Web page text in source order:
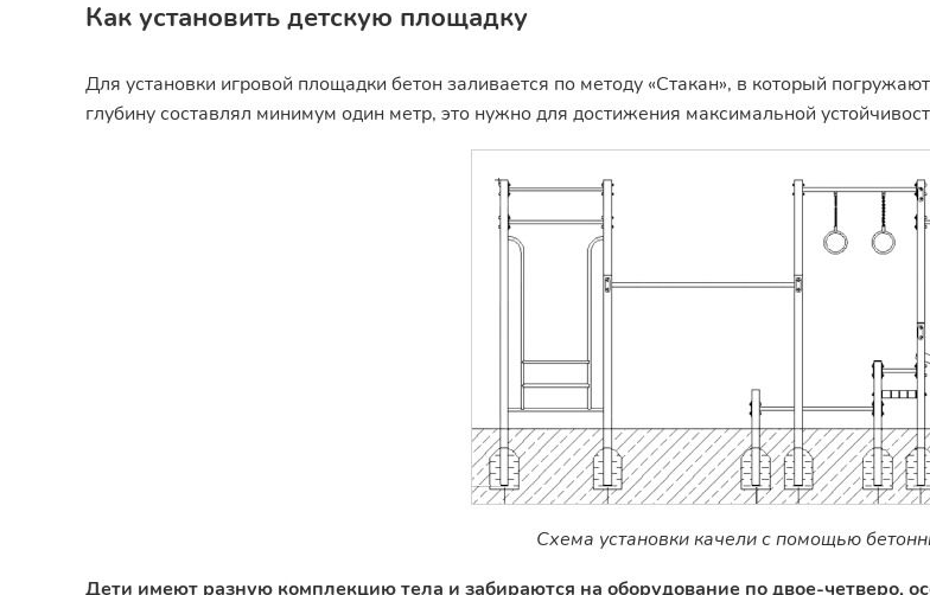
Как установить детскую площадку
Для установки игровой площадки бетон заливается по методу «Стакан», в который
глубину составлял минимум один метр, это нужно для достижения максимальной
Схема установки качели с помощью
Дети имеют разную комплекцию тела и забираются на оборудование по двое-четверо,